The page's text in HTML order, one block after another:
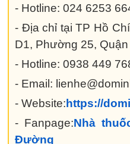
- Hotline: 024 6253
- Địa chỉ tại TP Hồ
D1, Phường 25,
- Hotline: 0938 449
- Email:
- Website:https://
- Fanpage:Nhà
Đường